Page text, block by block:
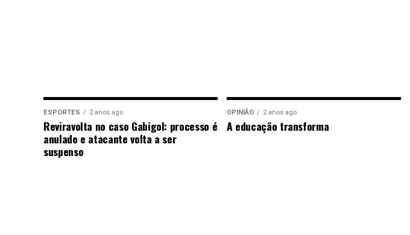
ESPORTES 2 anos ago
Reviravolta no caso Gabigol: processo é
anulado e atacante volta a ser
suspenso
OPINIÃO 2 anos ago
A educação transforma